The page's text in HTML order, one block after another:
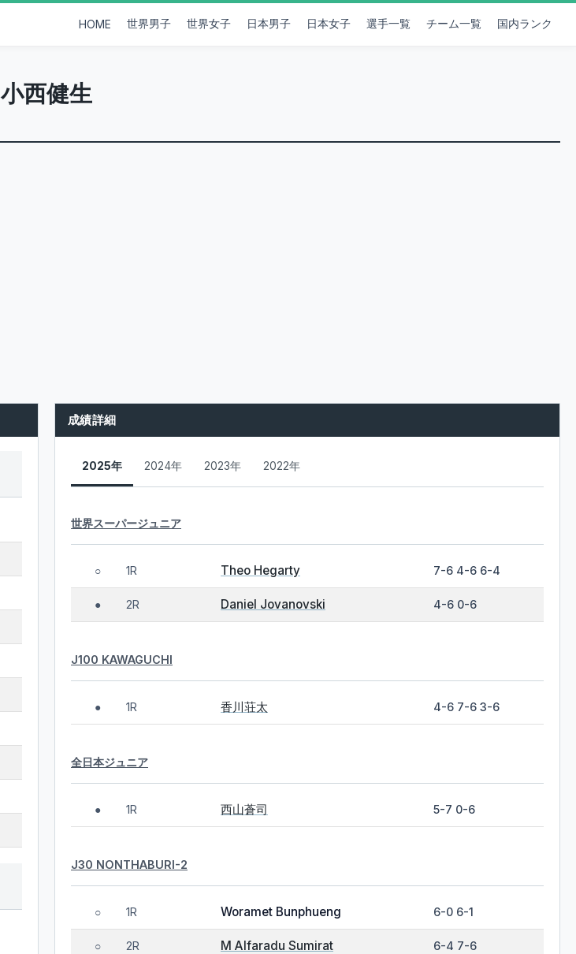
HOME 世界男子 世界女子 日本男子 日本女子 選手一覧 チーム一覧 国内ランク
小西健生
成績詳細
2025年 2024年 2023年 2022年
世界スーパージュニア
○ 1R Theo Hegarty 7-6 4-6 6-4
● 2R Daniel Jovanovski 4-6 0-6
J100 KAWAGUCHI
● 1R 香川荘太 4-6 7-6 3-6
全日本ジュニア
● 1R 西山蒼司 5-7 0-6
J30 NONTHABURI-2
○ 1R Woramet Bunphueng 6-0 6-1
○ 2R M Alfaradu Sumirat 6-4 7-6